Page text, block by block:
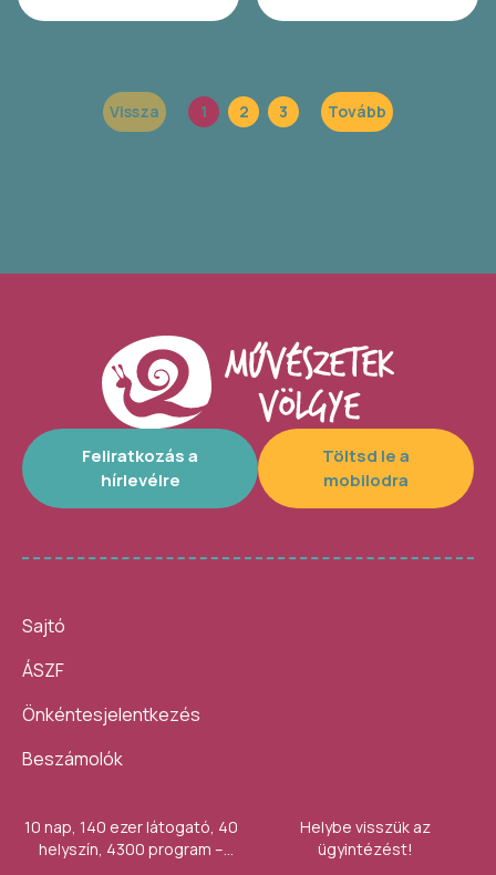
Vissza 1 2 3 Tovább
Feliratkozás a
hírlevélre
Töltsd le a
mobilodra
Sajtó
ÁSZF
Önkéntesjelentkezés
Beszámolók
10 nap, 140 ezer látogató, 40
helyszín, 4300 program –
Helybe visszük az
ügyintézést!